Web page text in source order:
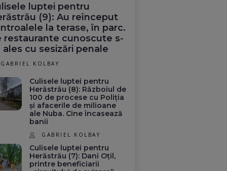
luptei pentru
(9): Au reînceput
la terase, în parc.
restaurante cunoscute s-
ales cu sesizări penale
GABRIEL KOLBAY
Culisele luptei pentru
Herăstrău (8): Războiul de
100 de procese cu Poliția
și afacerile de milioane
ale Nuba. Cine încasează
banii
GABRIEL KOLBAY
Culisele luptei pentru
Herăstrău (7): Dani Oțil,
printre beneficiarii